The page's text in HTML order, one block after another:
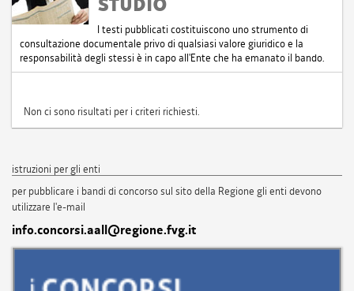
I testi pubblicati costituiscono uno strumento di
consultazione documentale privo di qualsiasi valore giuridico e la
responsabilità degli stessi è in capo all'Ente che ha emanato il bando.
Non ci sono risultati per i criteri richiesti.
istruzioni per gli enti
per pubblicare i bandi di concorso sul sito della Regione gli enti devono
utilizzare l'e-mail
info.concorsi.aall@regione.fvg.it